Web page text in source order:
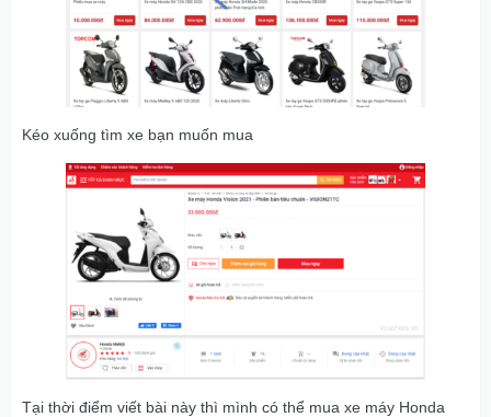
Kéo xuống tìm xe bạn muốn mua
Tại thời điểm viết bài này thì mình có thể mua xe máy Honda